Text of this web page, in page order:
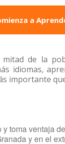
a
de la
idiomas,
importante
toma ventaja
y en el